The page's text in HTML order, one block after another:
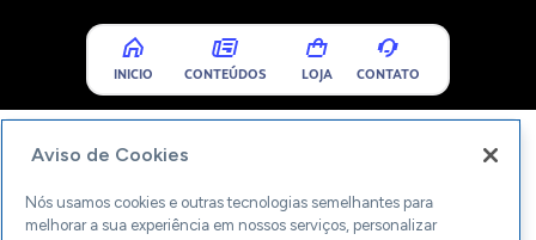
INICIO CONTEÚDOS LOJA CONTATO
Aviso de Cookies
Nós usamos cookies e outras tecnologias semelhantes para
melhorar a sua experiência em nossos serviços, personalizar